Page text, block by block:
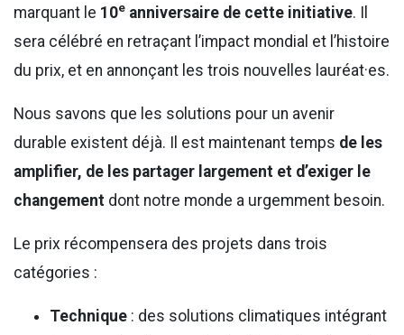
marquant le 10e anniversaire de cette initiative. Il
sera célébré en retraçant l’impact mondial et l’histoire
du prix, et en annonçant les trois nouvelles lauréat·es.
Nous savons que les solutions pour un avenir
durable existent déjà. Il est maintenant temps de les
amplifier, de les partager largement et d’exiger le
changement dont notre monde a urgemment besoin.
Le prix récompensera des projets dans trois
catégories :
Technique : des solutions climatiques intégrant